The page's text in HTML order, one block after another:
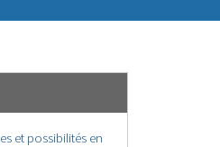
et possibilités en